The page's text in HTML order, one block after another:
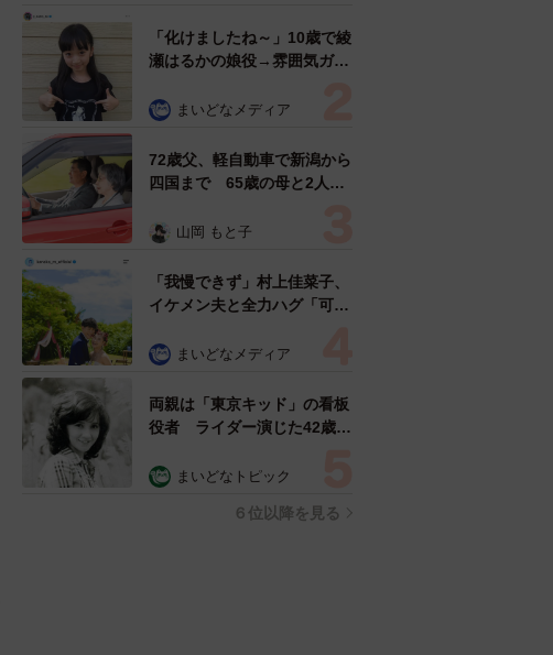
「化けましたね～」10歳で綾
瀬はるかの娘役→雰囲気ガラ
雰囲気が」「宝塚に入れそ
まいどなメディア
72歳父、軽自動車で新潟から
四国まで 65歳の母と2人で
憩まで分刻み… 「大学生で
山岡 もと子
「我慢できず」村上佳菜子、
イケメン夫と全力ハグ「可愛
まいどなメディア
両親は「東京キッド」の看板
役者 ライダー演じた42歳元
ングフォト」計画を明言
まいどなトピック
６位以降を見る